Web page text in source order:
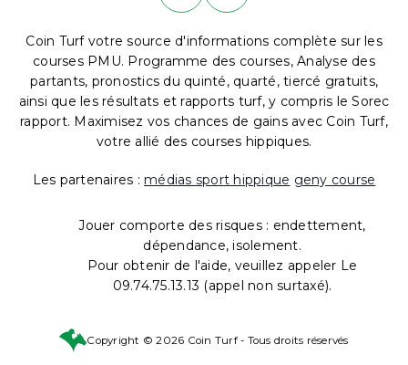
Coin Turf votre source d'informations complète sur les
courses PMU. Programme des courses, Analyse des
partants, pronostics du quinté, quarté, tiercé gratuits,
ainsi que les résultats et rapports turf, y compris le Sorec
rapport. Maximisez vos chances de gains avec Coin Turf,
votre allié des courses hippiques.
Les partenaires : médias sport hippique geny course
Jouer comporte des risques : endettement,
dépendance, isolement.
Pour obtenir de l'aide, veuillez appeler Le
09.74.75.13.13 (appel non surtaxé).
Copyright © 2026 Coin Turf - Tous droits réservés